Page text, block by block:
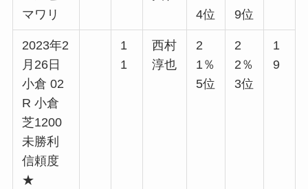
マワリ
4位
9位
2023年2
月26日
小倉 02
R 小倉
芝1200
未勝利
信頼度
★
1
1
西村
淳也
2
1％
5位
2
2％
3位
1
9